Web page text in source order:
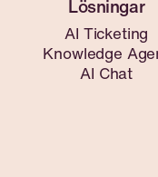
AI Ticketing
Knowledge
AI Chat